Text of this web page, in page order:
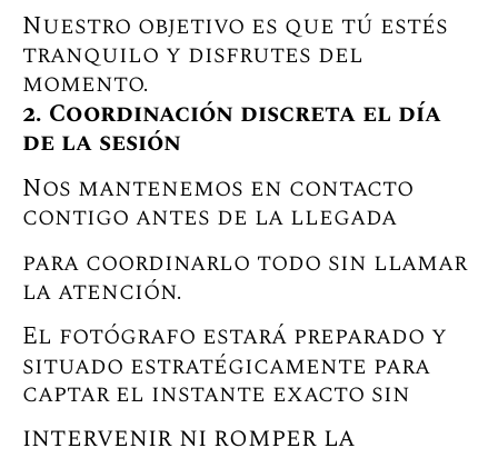
Nuestro objetivo es que tú estés
tranquilo y disfrutes del
momento.
2. Coordinación discreta el día
de la sesión
Nos mantenemos en contacto
contigo antes de la llegada
para coordinarlo todo sin llamar
la atención.
El fotógrafo estará preparado y
situado estratégicamente para
captar el instante exacto sin
intervenir ni romper la